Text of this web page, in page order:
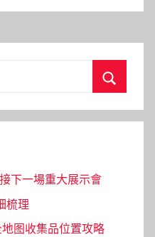
下一場重大展示會
梳理
图收集品位置攻略